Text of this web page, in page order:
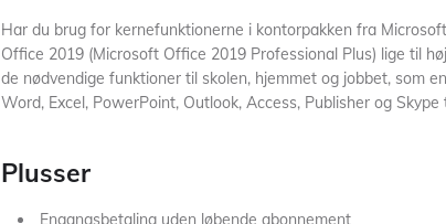
Har du brug for kernefunktionerne i kontorpakken fra
Office 2019 (Microsoft Office 2019 Professional Plus) lige til
de nødvendige funktioner til skolen, hjemmet og jobbet, som
Word, Excel, PowerPoint, Outlook, Access, Publisher og Skype
Plusser
Engangsbetaling uden løbende abonnement